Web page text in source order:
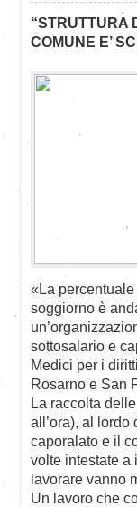
“STRUTTURA
COMUNE E’
«La
soggiorno è
sottosalario e
Medici per i
Rosarno e San
La raccolta
all’ora), al
caporalato e il
volte intestate a
lavorare vanno
Un lavoro che